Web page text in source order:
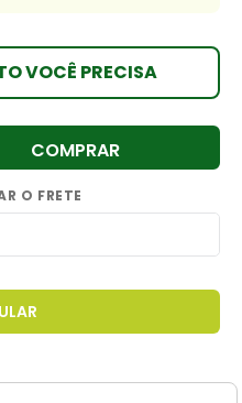
VOCÊ PRECISA
COMPRAR